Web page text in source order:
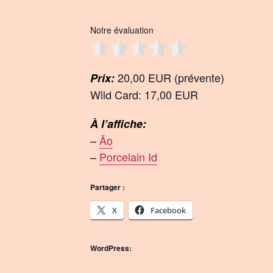
Notre évaluation
Prix:20,00 EUR (prévente)
Wild Card: 17,00 EUR
À l’affiche:
–Ão
– Porcelain Id
Partager :
X Facebook
WordPress: